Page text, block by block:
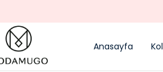
Anasayfa